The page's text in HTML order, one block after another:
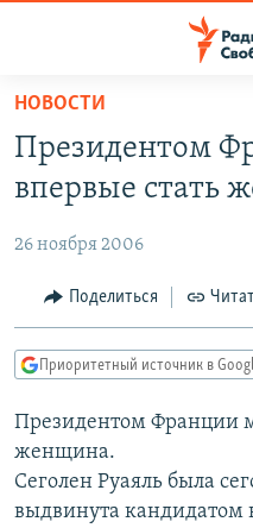
упрощенного
доступа
основному
Вернутся
главной
навигации
Вернутся
поиску
ПОДКАСТЫ
АВТОРСКИЕ ПРОЕКТЫ
ЦИТАТЫ СВОБОДЫ
МНЕНИЯ
IDEL.РЕАЛИИ
КАВКАЗ.РЕАЛИИ
СЕВЕР.РЕАЛИИ
СИБИРЬ.РЕАЛИИ
НОВОСТИ
Президентом
впервые стать
26 ноября 2006
Поделиться
Приоритетный источник в
Президентом Франции
женщина.
Сеголен Руаяль была
выдвинута кандидатом